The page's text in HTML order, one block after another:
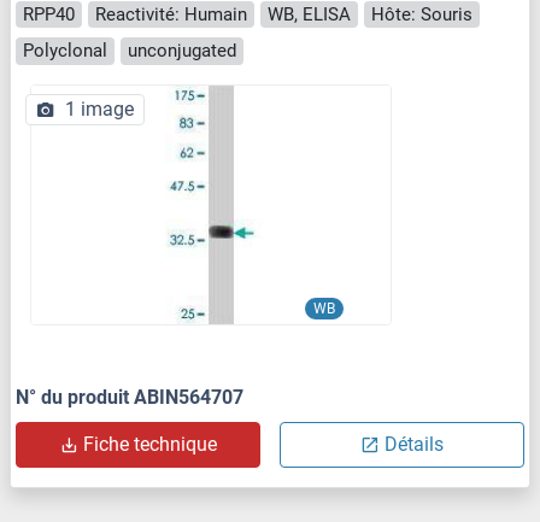
RPP40 Reactivité: Humain WB, ELISA
Hôte: Souris
Polyclonal
unconjugated
WB
1 image
N° du produit ABIN564707
Fiche technique Détails